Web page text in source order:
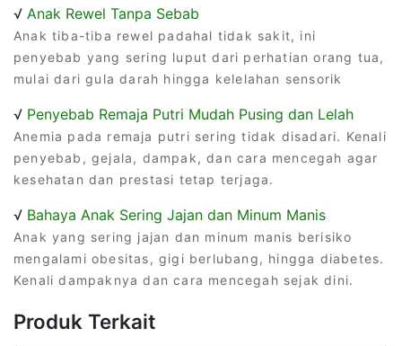
√ Anak Rewel Tanpa Sebab
Anak tiba-tiba rewel padahal tidak sakit, ini
penyebab yang sering luput dari perhatian orang tua,
mulai dari gula darah hingga kelelahan sensorik
√ Penyebab Remaja Putri Mudah Pusing dan Lelah
Anemia pada remaja putri sering tidak disadari. Kenali
penyebab, gejala, dampak, dan cara mencegah agar
kesehatan dan prestasi tetap terjaga.
√ Bahaya Anak Sering Jajan dan Minum Manis
Anak yang sering jajan dan minum manis berisiko
mengalami obesitas, gigi berlubang, hingga diabetes.
Kenali dampaknya dan cara mencegah sejak dini.
Produk Terkait